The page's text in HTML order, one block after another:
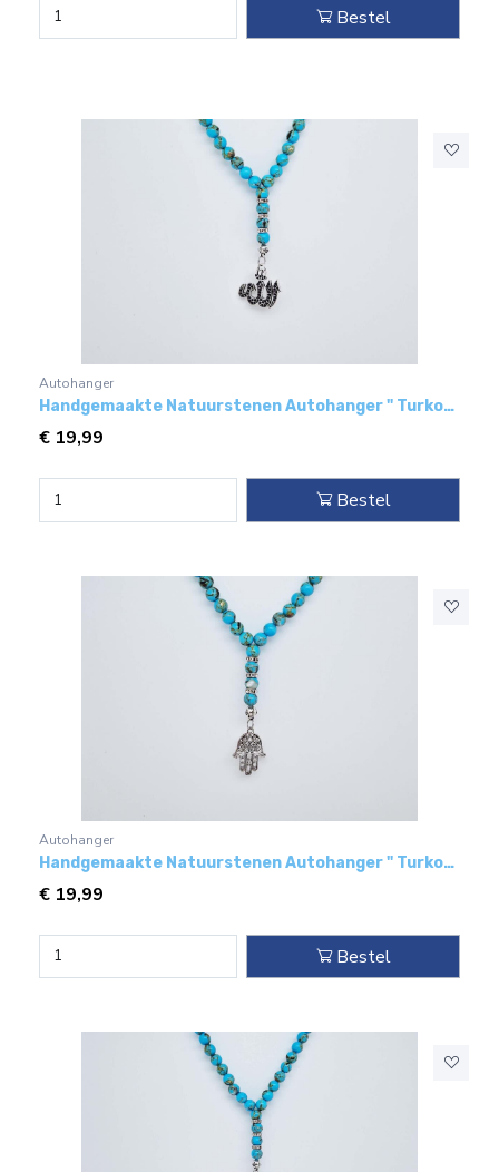
Bestel
Autohanger
Handgemaakte Natuurstenen Autohanger " Turkoois bakeliet"- Met metaal hanger - "Allah"
€ 19,99
Bestel
Autohanger
Handgemaakte Natuurstenen Autohanger " Turkoois bakeliet"- Met metaal hanger - "Kafi maryam"
€ 19,99
Bestel